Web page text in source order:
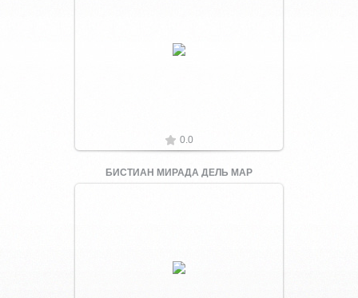
Увеличить
0.0
БИСТИАН МИРАДА ДЕЛЬ МАР
Увеличить